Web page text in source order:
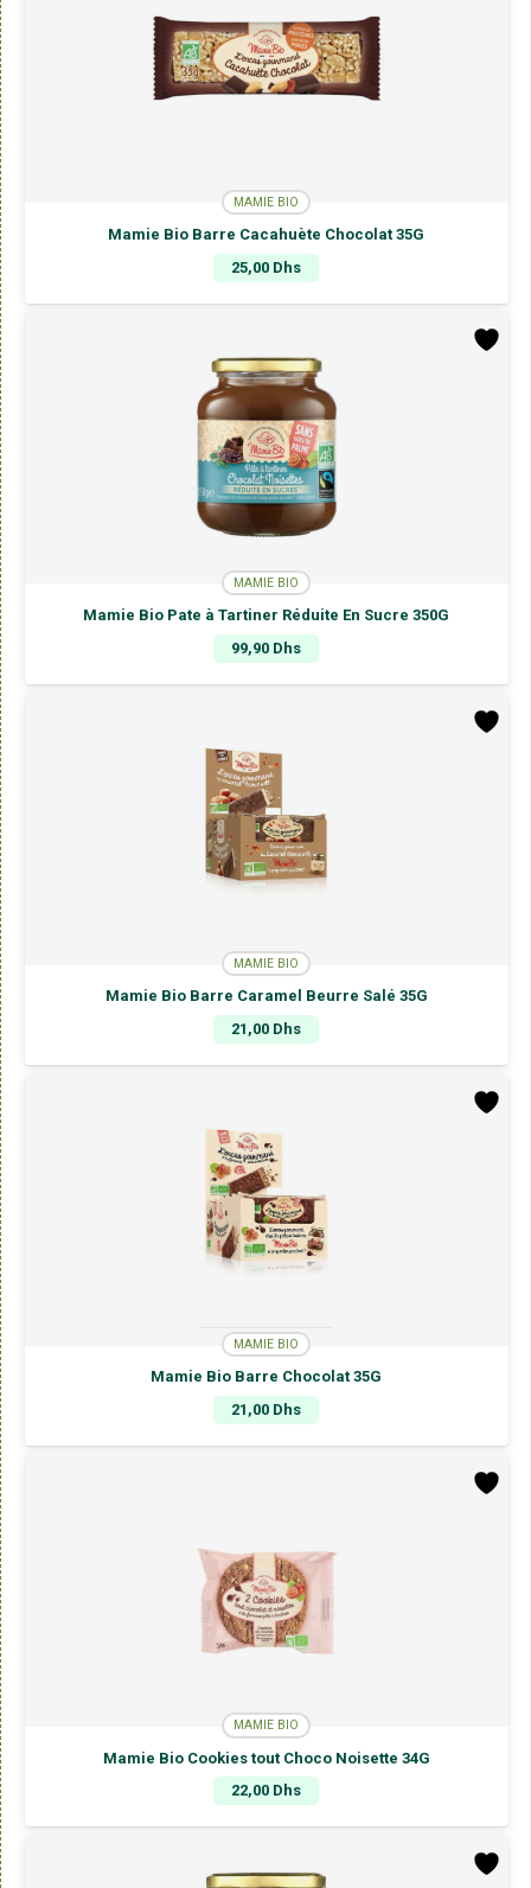
MAMIE BIO
Mamie Bio Barre Cacahuète Chocolat 35G
25,00 Dhs
MAMIE BIO
Mamie Bio Pate à Tartiner Réduite En Sucre 350G
99,90 Dhs
MAMIE BIO
Mamie Bio Barre Caramel Beurre Salé 35G
21,00 Dhs
MAMIE BIO
Mamie Bio Barre Chocolat 35G
21,00 Dhs
MAMIE BIO
Mamie Bio Cookies tout Choco Noisette 34G
22,00 Dhs